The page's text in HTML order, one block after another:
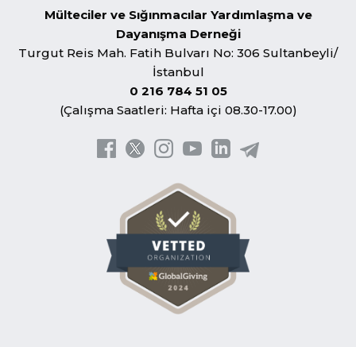
Mülteciler ve Sığınmacılar Yardımlaşma ve
Dayanışma Derneği
Turgut Reis Mah. Fatih Bulvarı No: 306 Sultanbeyli/
İstanbul
0 216 784 51 05
(Çalışma Saatleri: Hafta içi 08.30-17.00)